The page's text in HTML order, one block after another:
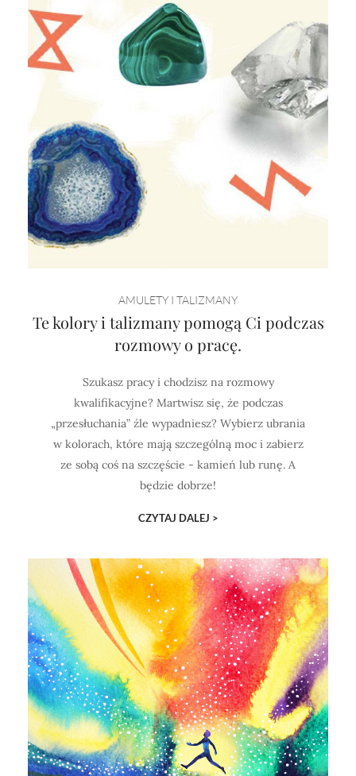
AMULETY I TALIZMANY
Te kolory i talizmany pomogą Ci podczas
rozmowy o pracę.
Szukasz pracy i chodzisz na rozmowy
kwalifikacyjne? Martwisz się, że podczas
„przesłuchania” źle wypadniesz? Wybierz ubrania
w kolorach, które mają szczególną moc i zabierz
ze sobą coś na szczęście - kamień lub runę. A
będzie dobrze!
CZYTAJ DALEJ >